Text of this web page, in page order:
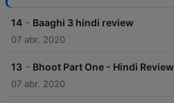
14 - Baaghi 3 hindi review
07 abr. 2020
13 - Bhoot Part One - Hindi Review
07 abr. 2020